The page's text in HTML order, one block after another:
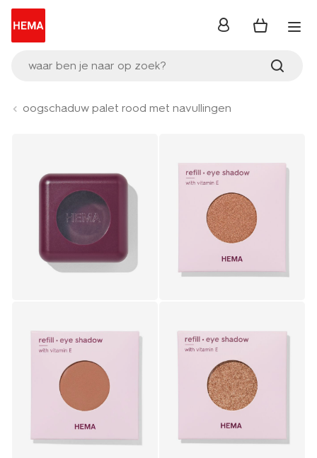
waar ben je naar op zoek?
inloggen
oogschaduw palet rood met navullingen
image